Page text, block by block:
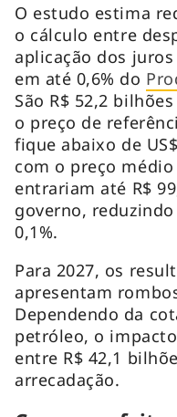
O estudo estima
o cálculo entre
aplicação dos
em até 0,6% do
São R$ 52,2
o preço de
fique abaixo de
com o preço
entrariam até R$
governo,
0,1%.
Para 2027, os
apresentam
Dependendo da
petróleo, o
entre R$ 42,1
arrecadação.